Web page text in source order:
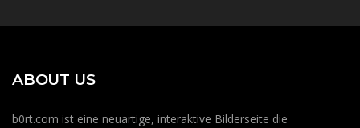
ABOUT US
b0rt.com ist eine neuartige, interaktive Bilderseite die